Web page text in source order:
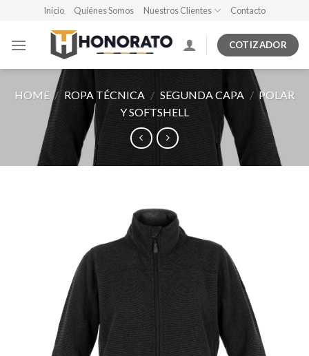
content
Inicio Quiénes Somos Nuestros Clientes Contacto
COTIZADOR
HOME / ROPA TÉCNICA / SEGUNDA CAPA / POLAR
Y SOFTSHELL